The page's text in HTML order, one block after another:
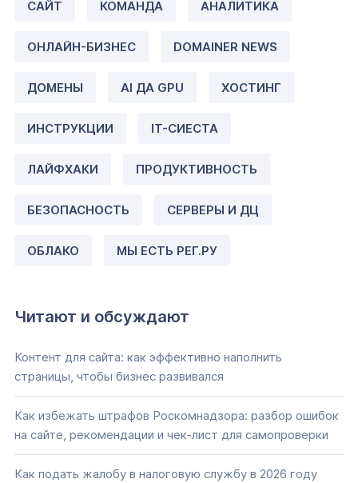
САЙТ КОМАНДА АНАЛИТИКА
ОНЛАЙН-БИЗНЕС DOMAINER NEWS
ДОМЕНЫ AI ДА GPU ХОСТИНГ
ИНСТРУКЦИИ IT-СИЕСТА
ЛАЙФХАКИ ПРОДУКТИВНОСТЬ
БЕЗОПАСНОСТЬ СЕРВЕРЫ И ДЦ
ОБЛАКО МЫ ЕСТЬ РЕГ.РУ
Читают и обсуждают
Контент для сайта: как эффективно наполнить
страницы, чтобы бизнес развивался
Как избежать штрафов Роскомнадзора: разбор ошибок
на сайте, рекомендации и чек-лист для самопроверки
Как подать жалобу в налоговую службу в 2026 году